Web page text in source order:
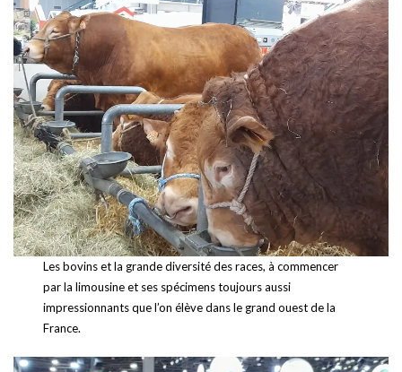
Les bovins et la grande diversité des races, à commencer
par la limousine et ses spécimens toujours aussi
impressionnants que l’on élève dans le grand ouest de la
France.